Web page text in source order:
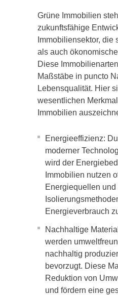
Grüne Immobilien
zukunftsfähige
Immobiliensektor,
als auch
Diese
Maßstäbe in puncto
Lebensqualität. Hier
wesentlichen
Immobilien
Energieeffizienz:
moderner
wird der
Immobilien nutzen
Energiequellen
Energieverbrauch
Nachhaltige
werden
nachhaltig
bevorzugt. Diese
Reduktion von
und fördern eine